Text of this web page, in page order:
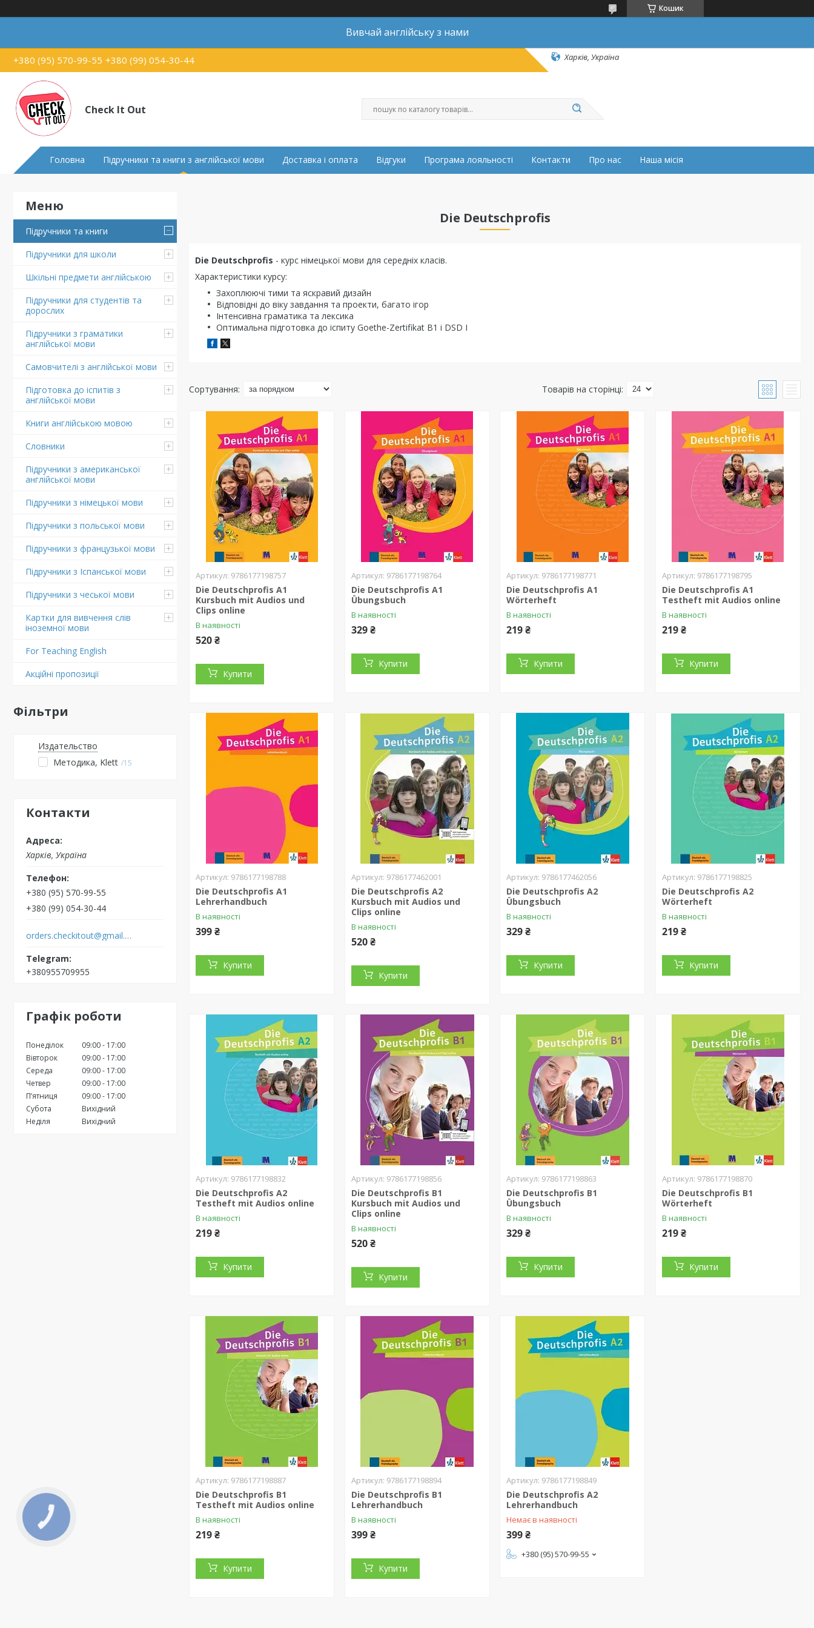
Кошик
Вивчай англійську з нами
+380 (95) 570-99-55 +380 (99) 054-30-44 Харків, Україна
Check It Out
Головна Підручники та книги з англійської мови Доставка і оплата Відгуки Програма лояльності Контакти Про нас Наша місія
Підручники та книги
Підручники для школи
Шкільні предмети англійською
Підручники для студентів та
дорослих
Підручники з граматики
англійської мови
Самовчителі з англійської мови
Підготовка до іспитів з
англійської мови
Книги англійською мовою
Словники
Підручники з американської
англійської мови
Підручники з німецької мови
Підручники з польської мови
Підручники з французької мови
Підручники з Іспанської мови
Підручники з чеської мови
Картки для вивчення слів
іноземної мови
For Teaching English
Акційні пропозиції
Фільтри
Издательство
Методика, Klett 15
Контакти
Харків, Україна
+380 (95) 570-99-55
+380 (99) 054-30-44
orders.checkitout@gmail.com
+380955709955
Графік роботи
Понеділок 09:00
17:00
Вівторок
09:00
17:00
Середа
09:00
17:00
Четвер
09:00
17:00
Пʼятниця
09:00
17:00
Субота
Вихідний
Неділя
Вихідний
Die Deutschprofis
Die Deutschprofis - курс німецької мови для середніх класів.
Характеристики курсу:
Захоплюючі тими та яскравий дизайн
Відповідні до віку завдання та проекти, багато ігор
Інтенсивна граматика та лексика
Оптимальна підготовка до іспиту Goethe-Zertifikat В1 і DSD I
9786177198757
Die Deutschprofis A1
Kursbuch mit Audios und
Clips online
В наявності
520 ₴
Купити
9786177198764
Die Deutschprofis A1
Übungsbuch
В наявності
329 ₴
Купити
9786177198771
Die Deutschprofis A1
Wörterheft
В наявності
219 ₴
Купити
9786177198795
Die Deutschprofis A1
Testheft mit Audios online
В наявності
219 ₴
Купити
9786177198788
Die Deutschprofis A1
Lehrerhandbuch
В наявності
399 ₴
Купити
9786177462001
Die Deutschprofis A2
Kursbuch mit Audios und
Clips online
В наявності
520 ₴
Купити
9786177462056
Die Deutschprofis A2
Übungsbuch
В наявності
329 ₴
Купити
9786177198825
Die Deutschprofis A2
Wörterheft
В наявності
219 ₴
Купити
9786177198832
Die Deutschprofis A2
Testheft mit Audios online
В наявності
219 ₴
Купити
9786177198856
Die Deutschprofis B1
Kursbuch mit Audios und
Clips online
В наявності
520 ₴
Купити
9786177198863
Die Deutschprofis B1
Übungsbuch
В наявності
329 ₴
Купити
9786177198870
Die Deutschprofis B1
Wörterheft
В наявності
219 ₴
Купити
9786177198887
Die Deutschprofis B1
Testheft mit Audios online
В наявності
219 ₴
Купити
9786177198894
Die Deutschprofis B1
Lehrerhandbuch
В наявності
399 ₴
Купити
9786177198849
Die Deutschprofis A2
Lehrerhandbuch
Немає в наявності
399 ₴
+380 (95) 570-99-55